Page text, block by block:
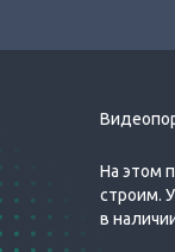
На этом
строим.
в